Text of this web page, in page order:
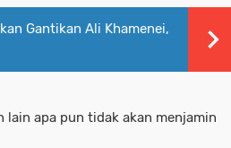
Gantikan Ali Khamenei,
apa pun tidak akan menjamin